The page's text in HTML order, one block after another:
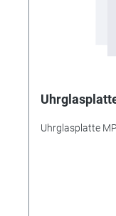
Uhrglasplatte